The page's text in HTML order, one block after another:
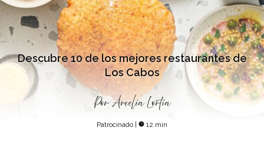
Descubre 10 de los mejores restaurantes de
Los Cabos
Por Arcelia Lortia
Patrocinado 12 min